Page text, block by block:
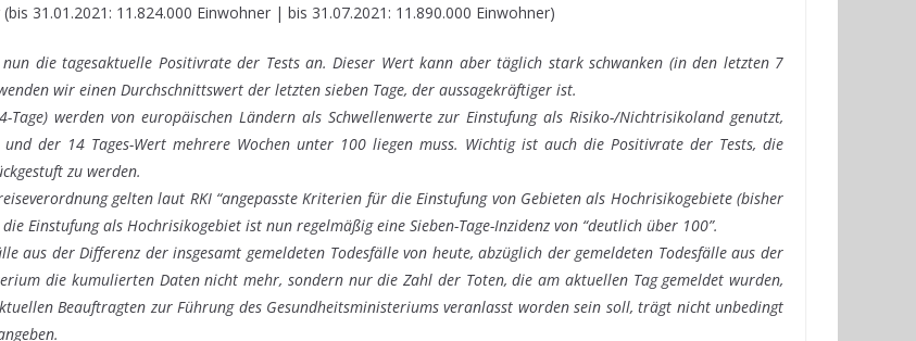
31.01.2021: 11.824.000 Einwohner | bis 31.07.2021: 11.890.000 Einwohner)
die tagesaktuelle Positivrate der Tests an. Dieser Wert kann aber täglich stark schwanken (in den letzten 7
wir einen Durchschnittswert der letzten sieben Tage, der aussagekräftiger ist.
Tage) werden von europäischen Ländern als Schwellenwerte zur Einstufung als Risiko-/Nichtrisikoland genutzt,
der 14 Tages-Wert mehrere Wochen unter 100 liegen muss. Wichtig ist auch die Positivrate der Tests, die
zu werden.
gelten laut RKI “angepasste Kriterien für die Einstufung von Gebieten als Hochrisikogebiete (bisher
Einstufung als Hochrisikogebiet ist nun regelmäßig eine Sieben-Tage-Inzidenz von “deutlich über 100”.
aus der Differenz der insgesamt gemeldeten Todesfälle von heute, abzüglich der gemeldeten Todesfälle aus der
die kumulierten Daten nicht mehr, sondern nur die Zahl der Toten, die am aktuellen Tag gemeldet wurden,
Beauftragten zur Führung des Gesundheitsministeriums veranlasst worden sein soll, trägt nicht unbedingt